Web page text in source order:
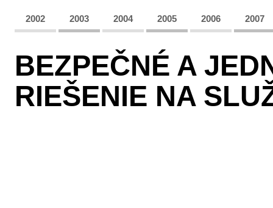
2002 2003 2004 2005 2006 2007
BEZPEČNÉ A
RIEŠENIE NA